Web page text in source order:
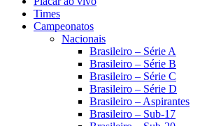
Times
Campeonatos
Nacionais
Brasileiro – Série A
Brasileiro – Série B
Brasileiro – Série C
Brasileiro – Série D
Brasileiro – Aspirantes
Brasileiro – Sub-17